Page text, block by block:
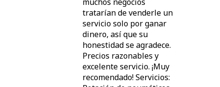
tratarían de venderle un
servicio solo por ganar
dinero, así que su
honestidad se agradece.
Precios razonables y
excelente servicio. ¡Muy
recomendado! Servicios: